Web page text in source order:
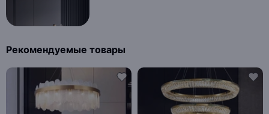
Рекомендуемые товары